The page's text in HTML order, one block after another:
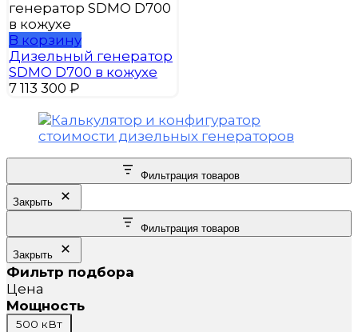
В корзину
Дизельный генератор
SDMO D700 в кожухе
7 113 300 ₽
Фильтрация товаров
Закрыть
Фильтрация товаров
Закрыть
Фильтр подбора
Цена
Мощность
Мощность
500 кВт